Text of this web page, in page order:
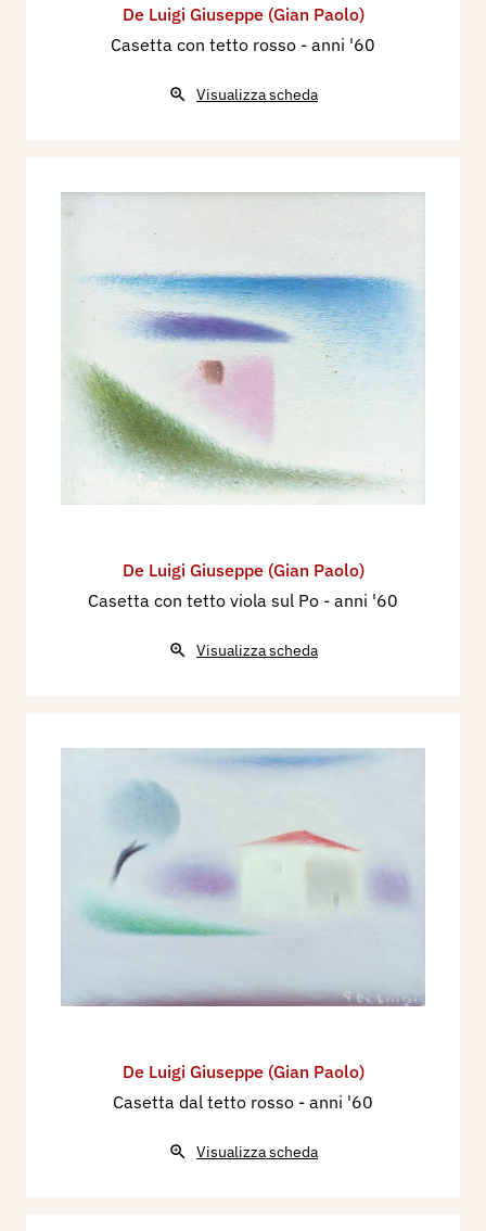
De Luigi Giuseppe (Gian Paolo)
Casetta con tetto rosso - anni '60
Visualizza scheda
De Luigi Giuseppe (Gian Paolo)
Casetta con tetto viola sul Po - anni '60
Visualizza scheda
De Luigi Giuseppe (Gian Paolo)
Casetta dal tetto rosso - anni '60
Visualizza scheda